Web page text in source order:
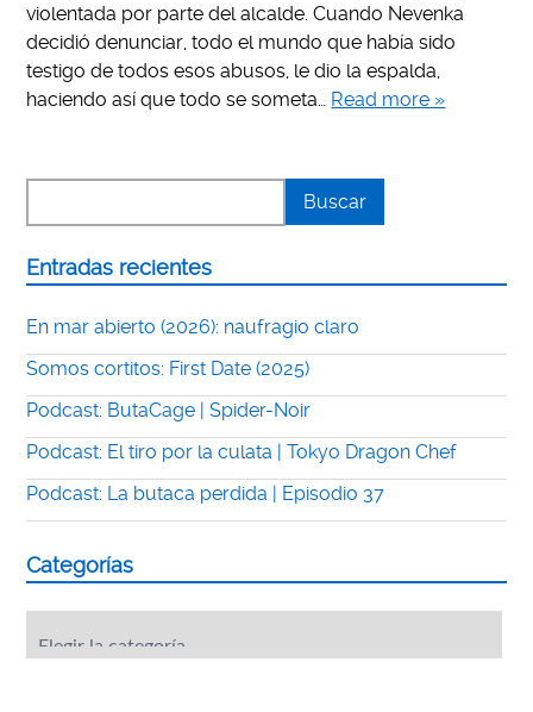
violentada por parte del alcalde. Cuando Nevenka
decidió denunciar, todo el mundo que había sido
testigo de todos esos abusos, le dio la espalda,
haciendo así que todo se someta… Read more »
Entradas recientes
En mar abierto (2026): naufragio claro
Somos cortitos: First Date (2025)
Podcast: ButaCage | Spider-Noir
Podcast: El tiro por la culata | Tokyo Dragon Chef
Podcast: La butaca perdida | Episodio 37
Categorías